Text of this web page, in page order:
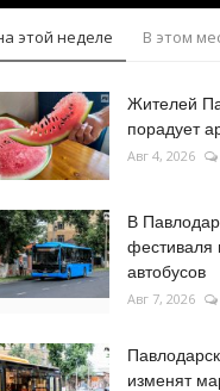
этой неделе В этом
Жителей
порадует
Авг 4, 2026
В
фестиваля
автобусов
Авг 7, 2026
изменят